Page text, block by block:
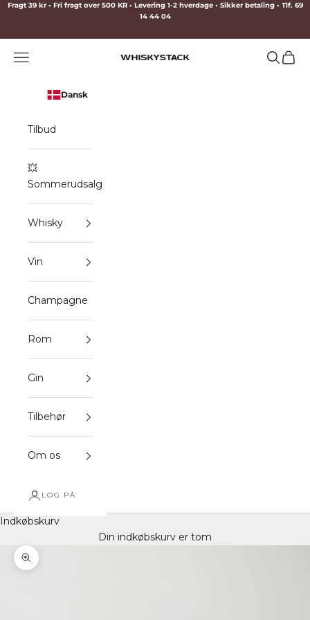
Spring til indhold
Fragt 39 kr • Fri fragt over 500 KR • Levering 1-2 hverdage • Sikker betaling • Tlf. 69
14 44 04
WHISKYSTACK
Menu Søg
Dansk
Tilbud
💥
Sommerudsalg
Whisky
Vin
Champagne
Rom
Gin
Tilbehør
Om os
LOG PÅ
Indkøbskurv
Din indkøbskurv er tom
Zoom